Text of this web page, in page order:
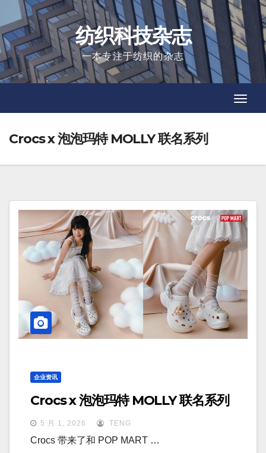
to
content
纺织科技杂志
一本专注于纺织的杂志
Crocs x 泡泡玛特 MOLLY 联名系列
企业资讯
Crocs x 泡泡玛特 MOLLY 联名系列
5 月 1, 2026 TENG
Crocs 带来了和 POP MART …